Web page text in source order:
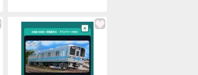
りーんまっくす)